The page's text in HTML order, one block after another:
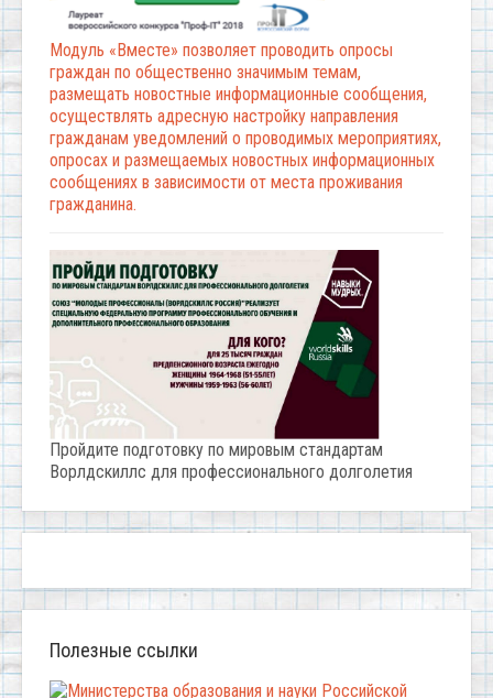
Модуль «Вместе» позволяет проводить опросы
граждан по общественно значимым темам,
размещать новостные информационные сообщения,
осуществлять адресную настройку направления
гражданам уведомлений о проводимых мероприятиях,
опросах и размещаемых новостных информационных
сообщениях в зависимости от места проживания
гражданина.
Пройдите подготовку по мировым стандартам
Ворлдскиллс для профессионального долголетия
Полезные ссылки